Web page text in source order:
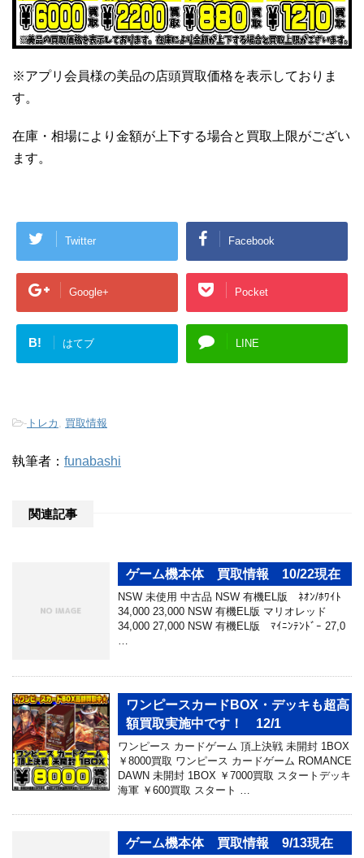
※アプリ会員様の美品の店頭買取価格を表示しておりま
す。
在庫・相場により金額が上下する場合と買取上限がござい
ます。
Twitter Facebook
Google+ Pocket
B! はてブ LINE
- トレカ 買取情報
執筆者： funabashi
関連記事
ゲーム機本体 買取情報 10/22現在
NSW 未使用 中古品 NSW 有機EL版 ﾈｵﾝ/ﾎﾜｲﾄ
34,000 23,000 NSW 有機EL版 マリオレッド
34,000 27,000 NSW 有機EL版 ﾏｲﾆﾝﾃﾝﾄﾞｰ 27,0
ワンピースカードBOX・デッキも超高
額買取実施中です！ 12/1
ワンピース カードゲーム 頂上決戦 未開封 1BOX
￥8000買取 ワンピース カードゲーム ROMANCE
DAWN 未開封 1BOX ￥7000買取 スタートデッキ
海軍 ￥600買取 スタート …
ゲーム機本体 買取情報 9/13現在